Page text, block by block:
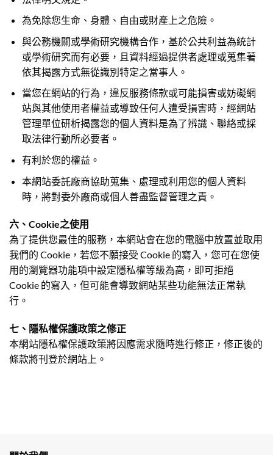
為免除您生命、身體、自由或財產上之危險。
與公務機關或學術研究機構合作，基於公共利益為統計
或學術研究而有必要，且資料經過提供者處理或蒐集著
依其揭露方式無從識別特定之當事人。
當您在網站的行為，違反服務條款或可能損害或妨礙網
站與其他使用者權益或導致任何人遭受損害時，經網站
管理單位研析揭露您的個人資料是為了辨識、聯絡或採
取法律行動所必要者。
有利於您的權益。
本網站委託廠商協助蒐集、處理或利用您的個人資料
時，將對委外廠商或個人善盡監督管理之責。
六、 Cookie之使用
為了提供您最佳的服務，本網站會在您的電腦中放置並取用
我們的 Cookie，若您不願接受 Cookie 的寫入，您可在您使
用的瀏覽器功能項中設定隱私權等級為高，即可拒絕
Cookie 的寫入，但可能會導致網站某些功能無法正常執
行。
七、隱私權保護政策之修正
本網站隱私權保護政策將因應需求隨時進行修正，修正後的
條款將刊登於網站上。